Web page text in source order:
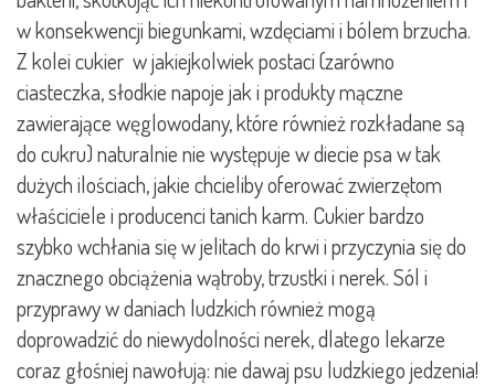
w konsekwencji biegunkami, wzdęciami i bólem brzucha.
Z kolei cukier w jakiejkolwiek postaci (zarówno
ciasteczka, słodkie napoje jak i produkty mączne
zawierające węglowodany, które również rozkładane są
do cukru) naturalnie nie występuje w diecie psa w tak
dużych ilościach, jakie chcieliby oferować zwierzętom
właściciele i producenci tanich karm. Cukier bardzo
szybko wchłania się w jelitach do krwi i przyczynia się do
znacznego obciążenia wątroby, trzustki i nerek. Sól i
przyprawy w daniach ludzkich również mogą
doprowadzić do niewydolności nerek, dlatego lekarze
coraz głośniej nawołują: nie dawaj psu ludzkiego jedzenia!